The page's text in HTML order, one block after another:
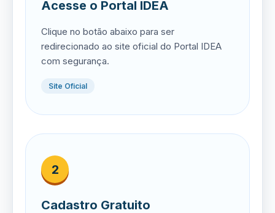
Acesse o Portal IDEA
Clique no botão abaixo para ser
redirecionado ao site oficial do Portal IDEA
com segurança.
Site Oficial
2
Cadastro Gratuito